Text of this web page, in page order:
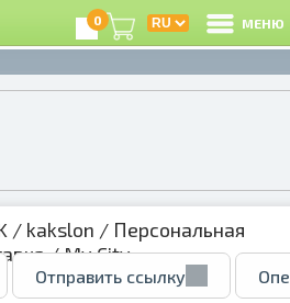
0 МЕНЮ
/ kakslon / Персональная
/ My City
Отправить ссылку